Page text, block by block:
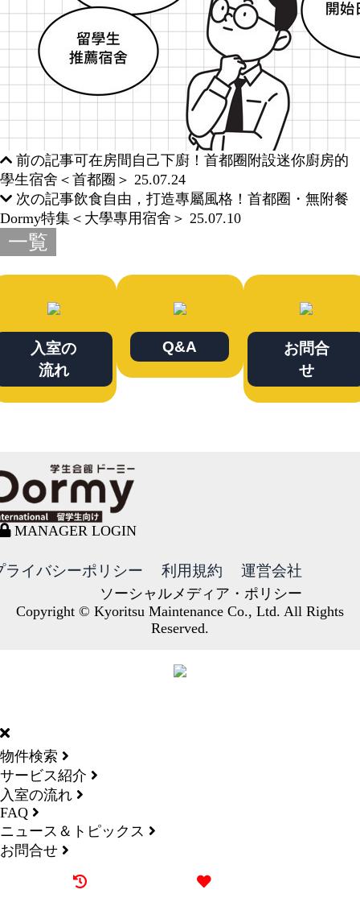
前の記事可在房間自己下廚！首都圈附設迷你廚房的
學生宿舍＜首都圈＞ 25.07.24
次の記事飲食自由，打造專屬風格！首都圈・無附餐
Dormy特集＜大學專用宿舍＞ 25.07.10
一覧
入室の
流れ
Q&A
お問合
せ
MANAGER LOGIN
ライバシーポリシー 利用規約 運営会社
ソーシャルメディア・ポリシー
Copyright © Kyoritsu Maintenance Co., Ltd. All Rights
Reserved.
物件検索
サービス紹介
入室の流れ
FAQ
ニュース＆トピックス
お問合せ